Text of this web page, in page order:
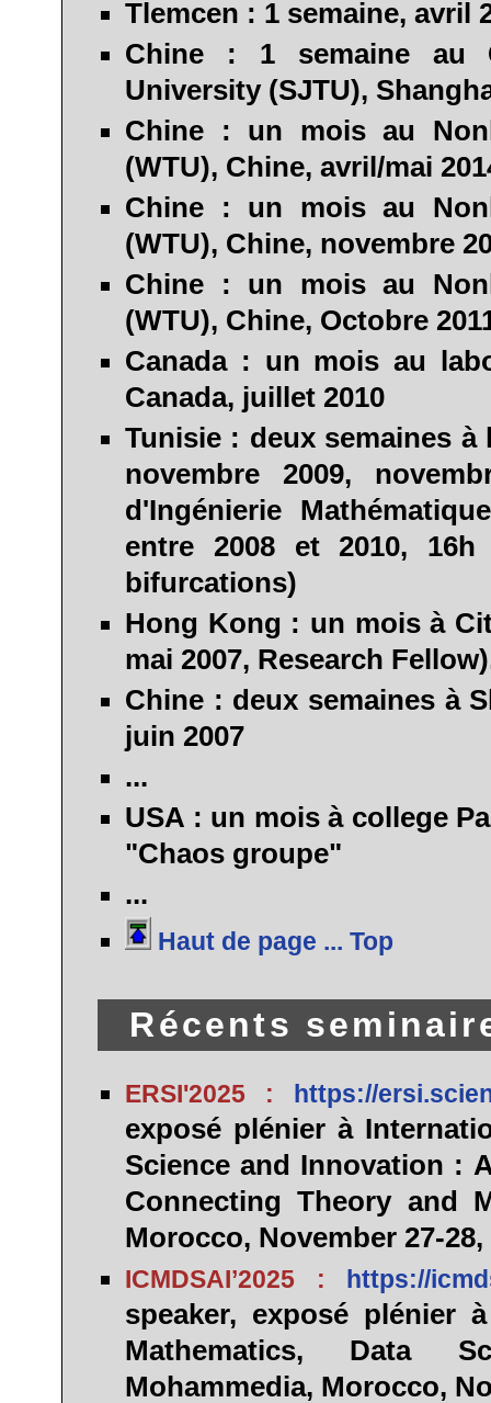
Tlemcen : 1 semaine, avril
Chine : 1 semaine au
University (SJTU),
Chine : un mois au
(WTU), Chine, avril/mai
Chine : un mois au
(WTU), Chine, novembre
Chine : un mois au
(WTU), Chine, Octobre
Canada : un mois au
Canada, juillet 2010
Tunisie : deux semaines
novembre 2009,
d'Ingénierie
entre 2008 et 2010,
bifurcations)
Hong Kong : un mois à
mai 2007, Research
Chine : deux semaines à
juin 2007
...
USA : un mois à college
"Chaos groupe"
...
Haut de page ... Top
Récents
ERSI'2025 : https://
exposé plénier à
Science and Innovation :
Connecting Theory and
Morocco, November 27-28,
ICMDSAI’2025 : https://
speaker, exposé plénier
Mathematics, Data
Mohammedia, Morocco,